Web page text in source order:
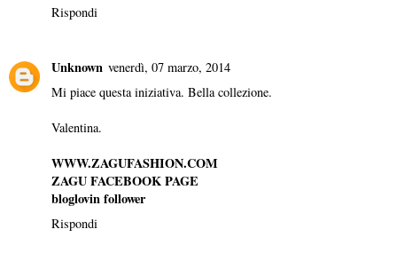
Rispondi
Unknown venerdì, 07 marzo, 2014
Mi piace questa iniziativa. Bella collezione.
Valentina.
WWW.ZAGUFASHION.COM
ZAGU FACEBOOK PAGE
bloglovin follower
Rispondi